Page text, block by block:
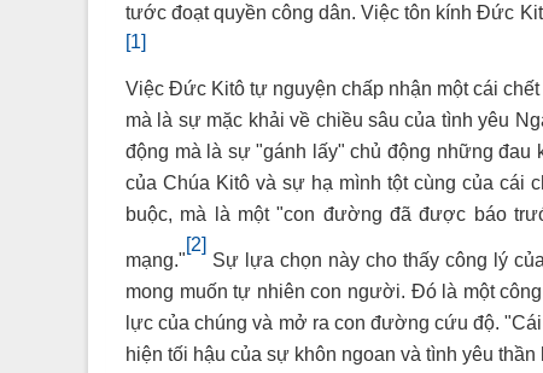
tước đoạt quyền công dân. Việc tôn kính Đức
[1]
Việc Đức Kitô tự nguyện chấp nhận một cái
mà là sự mặc khải về chiều sâu của tình yêu
động mà là sự "gánh lấy" chủ động những
của Chúa Kitô và sự hạ mình tột cùng của cái
buộc, mà là một "con đường đã được báo
mạng."
[2]
Sự lựa chọn này cho thấy công lý
mong muốn tự nhiên con người. Đó là một
lực của chúng và mở ra con đường cứu độ.
hiện tối hậu của sự khôn ngoan và tình yêu